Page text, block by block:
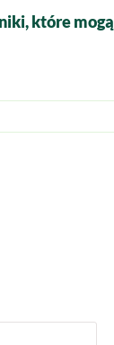
które mogą